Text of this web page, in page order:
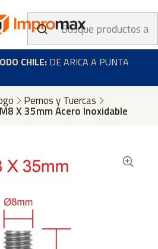
CHILE: DE ARICA A PUNTA
Pernos y Tuercas
X 35mm Acero Inoxidable